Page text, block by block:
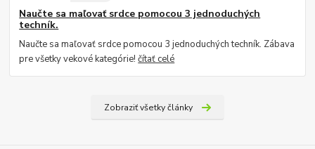
Naučte sa maľovať srdce pomocou 3 jednoduchých
techník.
Naučte sa maľovať srdce pomocou 3 jednoduchých techník. Zábava
pre všetky vekové kategórie!čítať celé
Zobraziť všetky články